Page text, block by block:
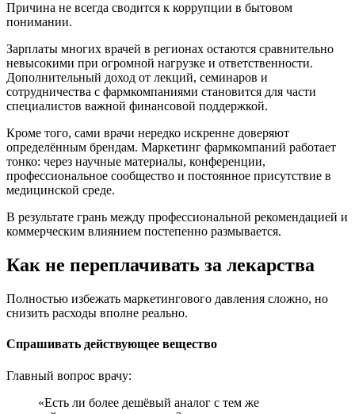
Причина не всегда сводится к коррупции в бытовом
понимании.
Зарплаты многих врачей в регионах остаются сравнительно
невысокими при огромной нагрузке и ответственности.
Дополнительный доход от лекций, семинаров и
сотрудничества с фармкомпаниями становится для части
специалистов важной финансовой поддержкой.
Кроме того, сами врачи нередко искренне доверяют
определённым брендам. Маркетинг фармкомпаний работает
тонко: через научные материалы, конференции,
профессиональное сообщество и постоянное присутствие в
медицинской среде.
В результате грань между профессиональной рекомендацией и
коммерческим влиянием постепенно размывается.
Как не переплачивать за лекарства
Полностью избежать маркетингового давления сложно, но
снизить расходы вполне реально.
Спрашивать действующее вещество
Главный вопрос врачу:
«Есть ли более дешёвый аналог с тем же